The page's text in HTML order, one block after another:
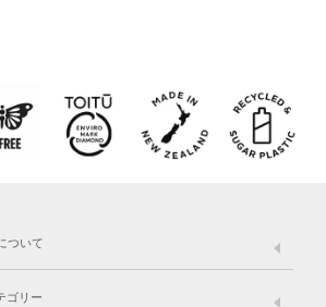
ついて
ランドストーリー
ゴリー